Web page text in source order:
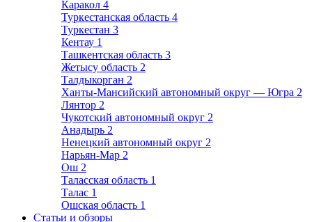
Каракол 4
Туркестанская область 4
Туркестан 3
Кентау 1
Ташкентская область 3
Жетысу область 2
Талдыкорган 2
Ханты-Мансийский автономный округ — Югра 2
Лянтор 2
Чукотский автономный округ 2
Анадырь 2
Ненецкий автономный округ 2
Нарьян-Мар 2
Ош 2
Таласская область 1
Талас 1
Ошская область 1
Статьи и обзоры